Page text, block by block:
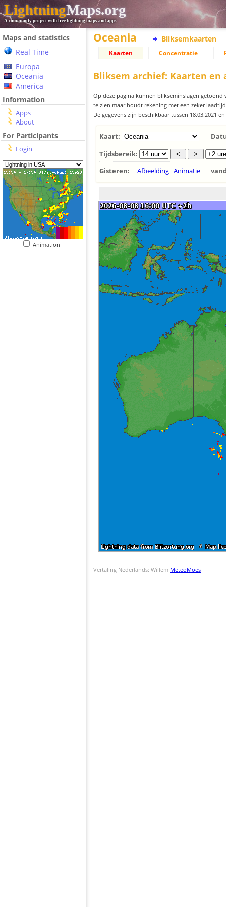
LightningMaps.org
A community project with free lightning maps and apps
Maps and statistics
Real Time
Europa
Oceania
America
Information
Apps
About
For Participants
Login
Animation
Oceania Bliksemkaarten
Kaarten Concentratie
Bliksem archief: Kaarten en
Op deze pagina kunnen blikseminslagen
te zien maar houdt rekening met een zeker
De gegevens zijn beschikbaar tussen 18.03.2021
Kaart:
Tijdsbereik:
Gisteren:
Afbeelding Animatie
Vertaling Nederlands: Willem MeteoMoes